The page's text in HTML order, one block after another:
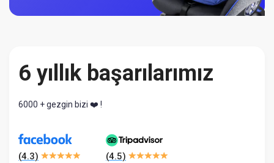
6 yıllık başarılarımız
6000 + gezgin bizi ❤️ !
(4.3) (4.5)